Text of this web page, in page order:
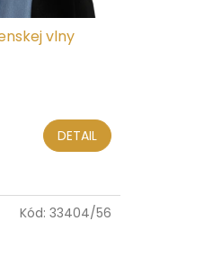
vlny
DETAIL
Kód: 33404/56